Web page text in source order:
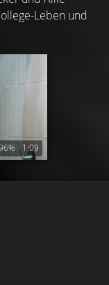
Leben und
1:09